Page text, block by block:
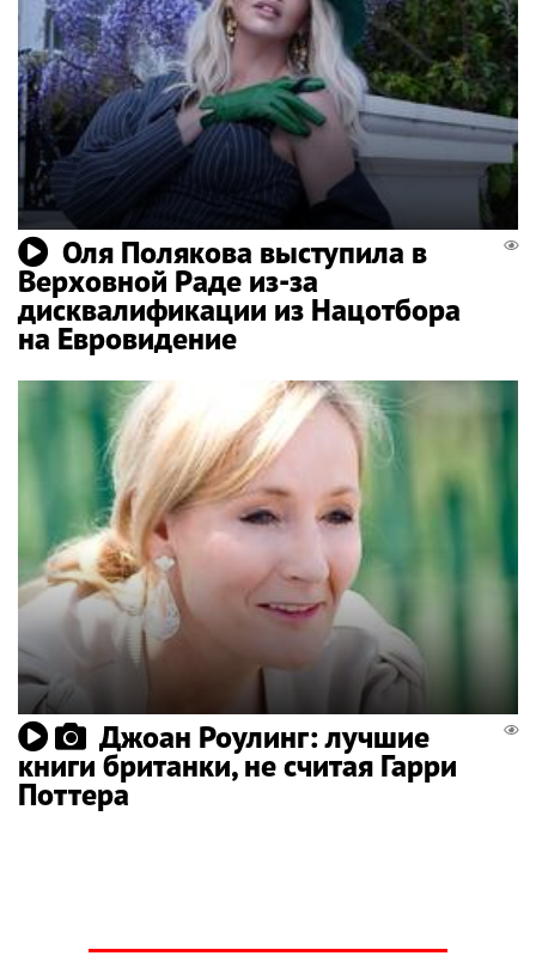
Оля Полякова выступила в
Верховной Раде из-за
дисквалификации из Нацотбора
на Евровидение
Джоан Роулинг: лучшие
книги британки, не считая Гарри
Поттера